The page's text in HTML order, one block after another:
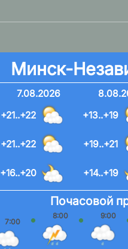
Минск-
7.08.2026
+21..+22
+21..+22
+16..+20
+13..+19
+19..+21
+14..+19
Почасовой
7:00
8:00 9:00